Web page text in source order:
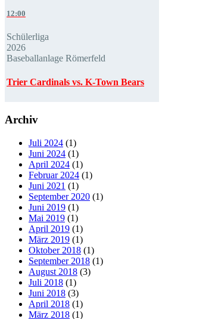
12:00
Schülerliga
2026
Baseballanlage Römerfeld
Trier Cardinals vs. K-Town Bears
Archiv
Juli 2024 (1)
Juni 2024 (1)
April 2024 (1)
Februar 2024 (1)
Juni 2021 (1)
September 2020 (1)
Juni 2019 (1)
Mai 2019 (1)
April 2019 (1)
März 2019 (1)
Oktober 2018 (1)
September 2018 (1)
August 2018 (3)
Juli 2018 (1)
Juni 2018 (3)
April 2018 (1)
März 2018 (1)